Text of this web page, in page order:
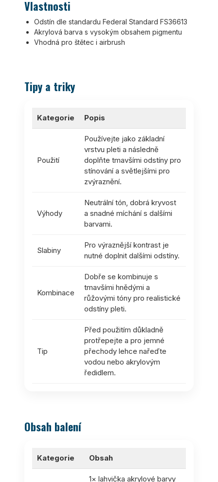
Vlastnosti
Odstín dle standardu Federal Standard FS36613
Akrylová barva s vysokým obsahem pigmentu
Vhodná pro štětec i airbrush
Tipy a triky
Kategorie Popis
Použití
Používejte jako základní
vrstvu pleti a následně
doplňte tmavšími odstíny pro
stínování a světlejšími pro
zvýraznění.
Výhody
Neutrální tón, dobrá kryvost
a snadné míchání s dalšími
barvami.
Slabiny
Pro výraznější kontrast je
nutné doplnit dalšími odstíny.
Kombinace
Dobře se kombinuje s
tmavšími hnědými a
růžovými tóny pro realistické
odstíny pleti.
Tip
Před použitím důkladně
protřepejte a pro jemné
přechody lehce nařeďte
vodou nebo akrylovým
ředidlem.
Obsah balení
Kategorie Obsah
1× lahvička akrylové barvy